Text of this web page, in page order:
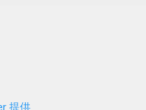
提供